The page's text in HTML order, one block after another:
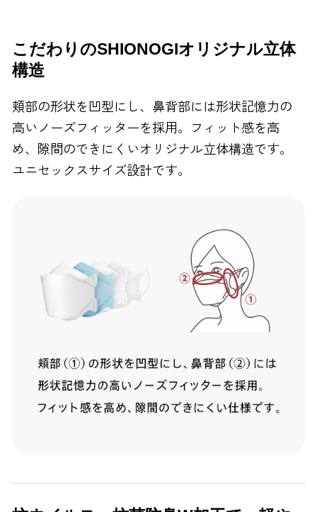
0120-810-130
こだわりのSHIONOGIオリジナル立体
構造
頬部の形状を凹型にし、鼻背部には形状記憶力の
高いノーズフィッターを採用。フィット感を高
め、隙間のできにくいオリジナル立体構造です。
ユニセックスサイズ設計です。